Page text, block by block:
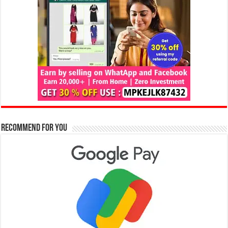
Recommend for You